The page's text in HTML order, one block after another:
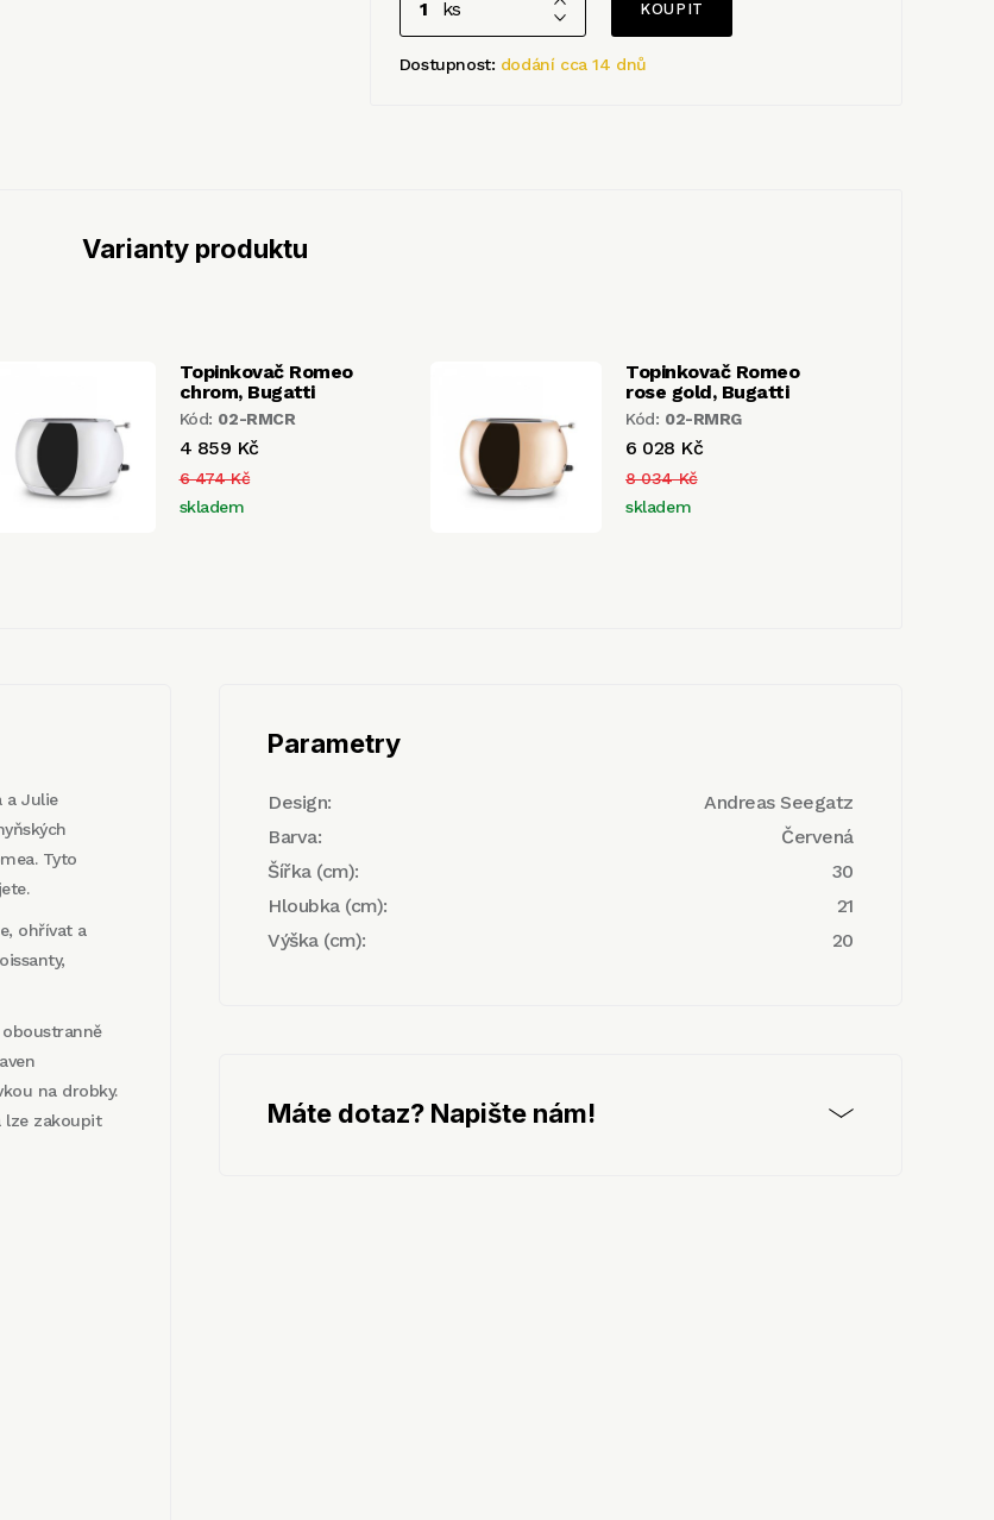
ks
Dostupnost: dodání cca 14 dnů
Varianty produktu
Topinkovač Romeo
chrom, Bugatti
Kód: 02-RMCR
4 859 Kč
6 474 Kč
skladem
Topinkovač Romeo
rose gold, Bugatti
Kód: 02-RMRG
6 028 Kč
8 034 Kč
skladem
a Julie
Tyto
ohřívat a
na drobky.
lze zakoupit
Parametry
Design:
Andreas Seegatz
Barva:
Červená
Šířka (cm):
30
Hloubka (cm):
21
Výška (cm):
20
Máte dotaz? Napište nám!